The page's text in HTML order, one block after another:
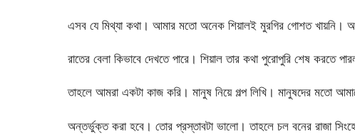
এসব যে মিথ্যা কথা। আমার মতো অনেক শিয়ালই মুরগির গোশত খায়নি। আর
রাতের বেলা কিভাবে দেখতে পারে। শিয়াল তার কথা পুরোপুরি শেষ
তাহলে আমরা একটা কাজ করি। মানুষ নিয়ে গল্প লিখি। মানুষদের মতো
অন্তর্ভুক্ত করা হবে। তোর প্রস্তাবটা ভালো। তাহলে চল বনের রাজা